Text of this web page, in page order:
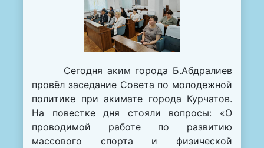
Сегодня аким города Б.Абдралиев
провёл заседание Совета по молодежной
политике при акимате города Курчатов.
На повестке дня стояли вопросы: «О
проводимой работе по развитию
массового спорта и физической